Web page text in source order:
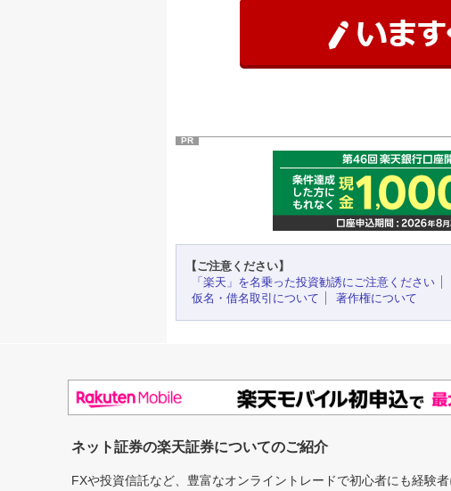
PR
【ご注意ください】
「楽天」を名乗った投資勧誘にご注意ください
仮名・借名取引について
著作権について
ネット証券の楽天証券についてのご紹介
FXや投資信託など、豊富なオンライントレードで初心者にも経験